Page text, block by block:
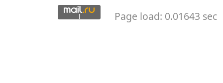
Page load: 0.01643 sec